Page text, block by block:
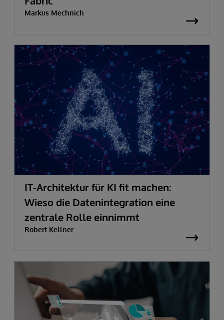
Markus Mechnich
IT-Architektur für KI fit machen:
Wieso die Datenintegration eine
zentrale Rolle einnimmt
Robert Kellner